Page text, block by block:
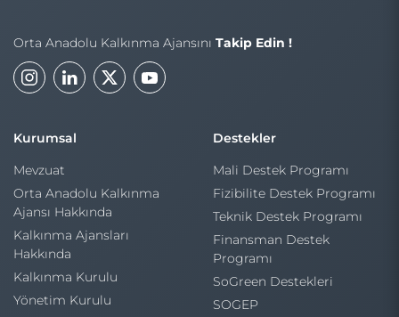
Orta Anadolu Kalkınma Ajansını Takip Edin !
Kurumsal
Mevzuat
Orta Anadolu Kalkınma
Ajansı Hakkında
Kalkınma Ajansları
Hakkında
Kalkınma Kurulu
Yönetim Kurulu
Destekler
Mali Destek Programı
Fizibilite Destek Programı
Teknik Destek Programı
Finansman Destek
Programı
SoGreen Destekleri
SOGEP